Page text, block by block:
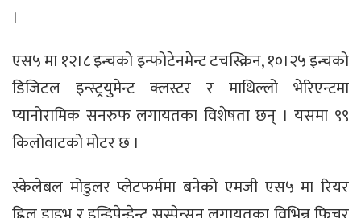
।
एस५ मा १२।८ इन्चको इन्फोटेनमेन्ट टचस्क्रिन, १०।२५ इन्चको
डिजिटल इन्स्ट्रयुमेन्ट क्लस्टर र माथिल्लो भेरिएन्टमा
प्यानोरामिक सनरुफ लगायतका विशेषता छन् । यसमा ९९
किलोवाटको मोटर छ ।
स्केलेबल मोडुलर प्लेटफर्ममा बनेको एमजी एस५ मा रियर